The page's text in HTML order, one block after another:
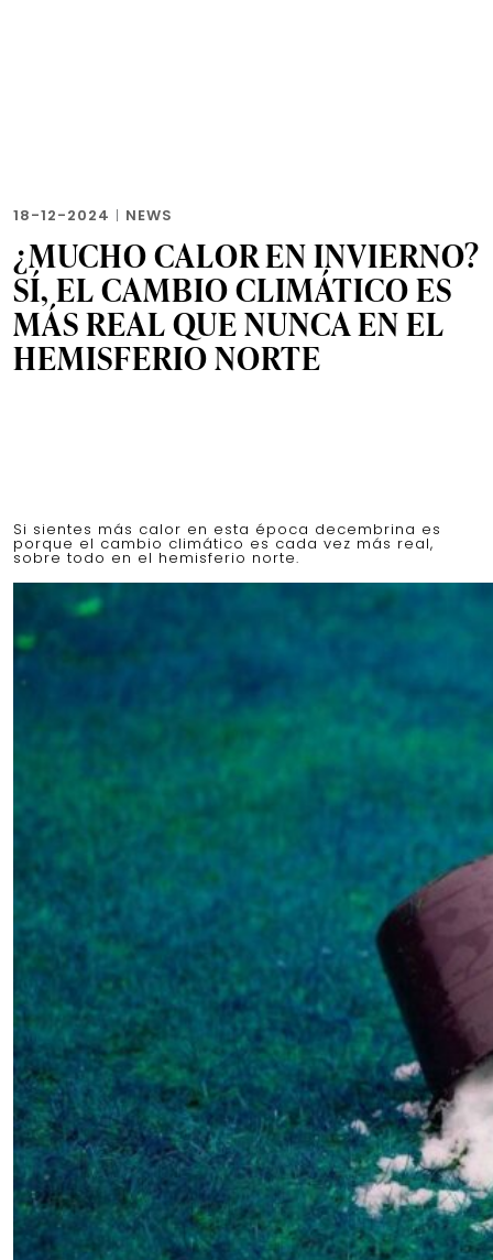
18-12-2024 | NEWS
¿MUCHO CALOR EN INVIERNO?
SÍ, EL CAMBIO CLIMÁTICO ES
MÁS REAL QUE NUNCA EN EL
HEMISFERIO NORTE
Si sientes más calor en esta época decembrina es
porque el cambio climático es cada vez más real,
sobre todo en el hemisferio norte.